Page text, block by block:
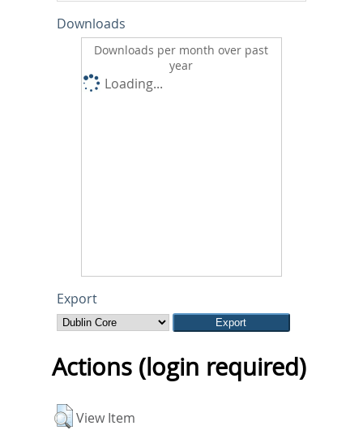
Downloads
Downloads per month over past
year
Loading...
Export
Actions (login required)
View Item